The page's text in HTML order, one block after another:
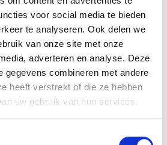
voor social media te bieden
te analyseren. Ook delen we
van onze site met onze
adverteren en analyse. Deze
gegevens combineren met andere
heeft verstrekt of die ze hebben
uw gebruik van hun services.
Solliciteren
DELEN